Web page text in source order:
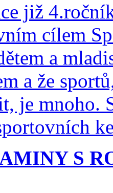
již
cílem
a
a že
je mnoho.
S